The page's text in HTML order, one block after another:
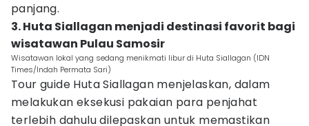
panjang.
3. Huta Siallagan menjadi destinasi favorit bagi
wisatawan Pulau Samosir
Wisatawan lokal yang sedang menikmati libur di Huta Siallagan (IDN
Times/Indah Permata Sari)
Tour guide Huta Siallagan menjelaskan, dalam
melakukan eksekusi pakaian para penjahat
terlebih dahulu dilepaskan untuk memastikan